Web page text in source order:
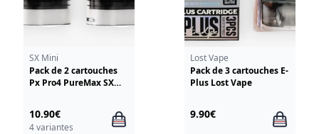
SX Mini
Pack de 2 cartouches
Px Pro4 PureMax SX
10.90€
4 variantes
Lost Vape
Pack de 3 cartouches E-
Plus Lost Vape
9.90€